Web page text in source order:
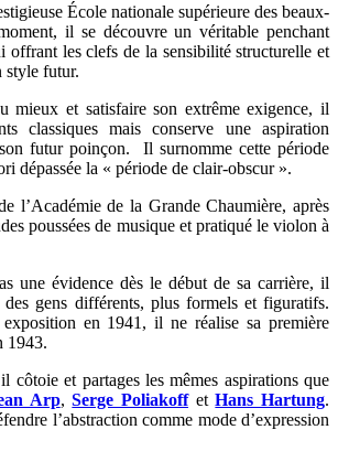
École nationale supérieure des beaux-
il se découvre un véritable penchant
offrant les clefs de la sensibilité structurelle et
style futur.
mieux et satisfaire son extrême exigence, il
classiques mais conserve une aspiration
futur poinçon. Il surnomme cette période
dépassée la « période de clair-obscur ».
l’Académie de la Grande Chaumière, après
poussées de musique et pratiqué le violon à
une évidence dès le début de sa carrière, il
des gens différents, plus formels et figuratifs.
en 1941, il ne réalise sa première
1943.
côtoie et partages les mêmes aspirations que
Arp,Serge PoliakoffetHans Hartung.
l’abstraction comme mode d’expression